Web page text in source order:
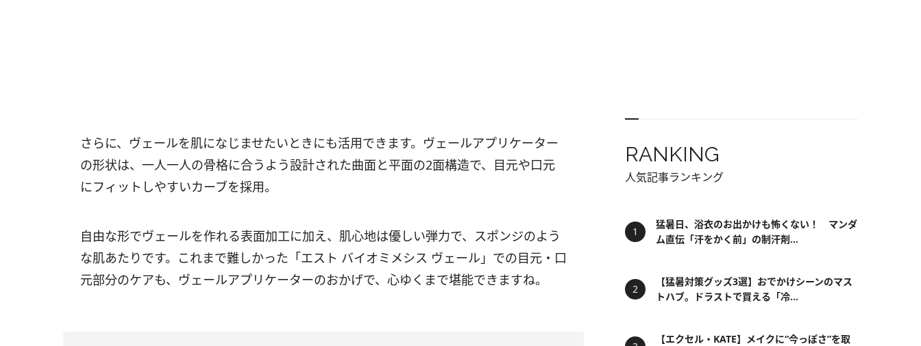
さらに、ヴェールを肌になじませたいときにも活用できます。ヴェールアプリケーター
の形状は、一人一人の骨格に合うよう設計された曲面と平面の2面構造で、目元や口元
にフィットしやすいカーブを採用。
自由な形でヴェールを作れる表面加工に加え、肌心地は優しい弾力で、スポンジのよう
な肌あたりです。これまで難しかった「エスト バイオミメシス ヴェール」での目元・口
元部分のケアも、ヴェールアプリケーターのおかげで、心ゆくまで堪能できますね。
RANKING
人気記事ランキング
猛暑日、浴衣のお出かけも怖くない！ マンダ
ム直伝「汗をかく前」の制汗剤...
【猛暑対策グッズ3選】おでかけシーンのマス
トハブ。ドラストで買える「冷...
【エクセル・KATE】メイクに“今っぽさ”を取